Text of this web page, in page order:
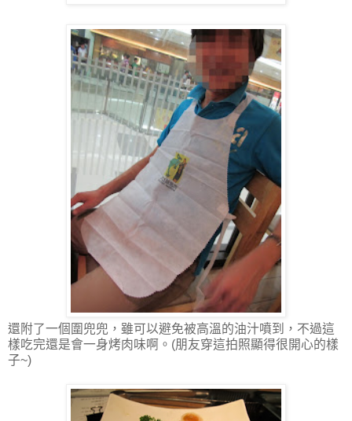
還附了一個圍兜兜，雖可以避免被高溫的油汁噴到，不過這
樣吃完還是會一身烤肉味啊。(朋友穿這拍照顯得很開心的樣
子~)